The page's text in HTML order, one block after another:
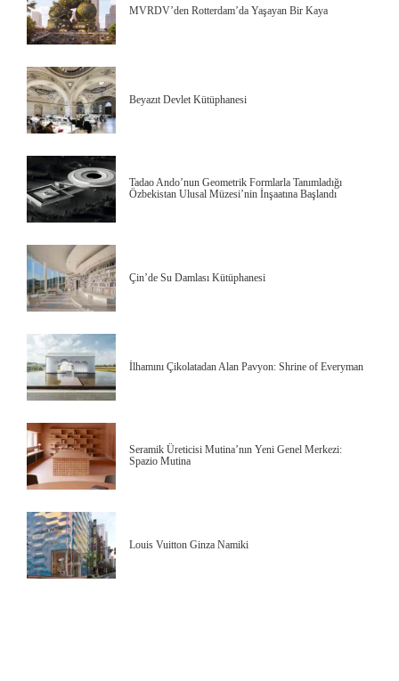
MVRDV’den Rotterdam’da Yaşayan Bir Kaya
Beyazıt Devlet Kütüphanesi
Tadao Ando’nun Geometrik Formlarla Tanımladığı
Özbekistan Ulusal Müzesi’nin İnşaatına Başlandı
Çin’de Su Damlası Kütüphanesi
İlhamını Çikolatadan Alan Pavyon: Shrine of Everyman
Seramik Üreticisi Mutina’nın Yeni Genel Merkezi:
Spazio Mutina
Louis Vuitton Ginza Namiki